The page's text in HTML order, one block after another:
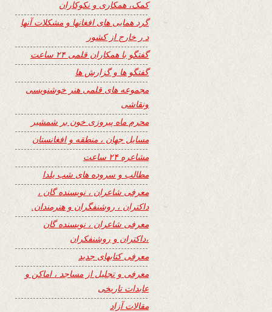
کمک، همکاری و نکوکاران
گرد همایی های افغانها و مشکلات آنها
د ر خارج از کشور
گفتگو با همکاران قلمی ۲۴ ساعت
گفتگو ها و گزارش ها
مجموعه های قلمی هنر خوشنویسی
ونقاشی
محرم ماه پیروزی خون بر شمشیر
مسایل جهان ، منطقه و افغانستان
مشاعره ۲۴ ساعت
مطالب و سروده های شب یلدا
معرفی شاعران ، نویسنده گان ،
داکتران ، روشنفگران و هنرمندان.
معرفی شاعران ، نویسنده گان
،داکتران و روشنفکران
معرفی کتابهای جدید
معرفی و تجلیل از مساجد ، اماکن و
عابدات تاریخی
مقالات آزاد